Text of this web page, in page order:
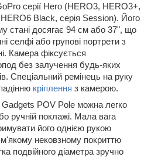
серії Hero (HERO3, HERO3+,
Black, серія Session). Його
стані досягає 94 см або 37", що
селфі або групові портрети з
Камера фіксується
без залучення будь-яких
Спеціальний ремінець на руку
кріплення з камерою.
POV Pole можна легко
ручній поклажі. Мала вага
його однією рукою
нековзному покриттю
подвійного діаметра зручно